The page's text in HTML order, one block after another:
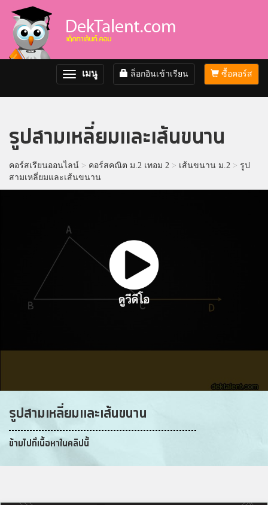
ซื้อคอร์ส
ล็อกอินเข้าเรียน
Toggle
navigation
เมนู
รูปสามเหลี่ยมและเส้นขนาน
คอร์สเรียนออนไลน์ > คอร์สคณิต ม.2 เทอม 2 > เส้นขนาน ม.2 > รูป
สามเหลี่ยมและเส้นขนาน
รูปสามเหลี่ยมและเส้นขนาน
ข้ามไปที่เนื้อหาในคลิปนี้